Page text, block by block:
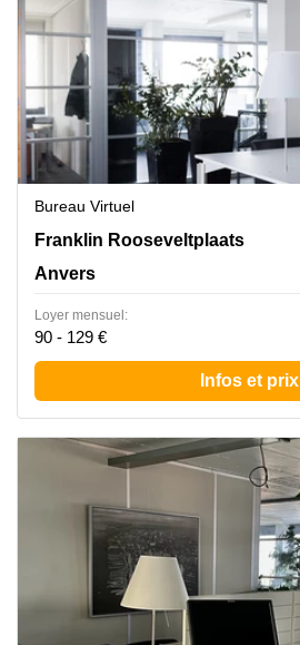
Bureau Virtuel
Franklin Rooseveltplaats 12, Anvers
Franklin Rooseveltplaats
Anvers
Loyer mensuel:
90 - 129 €
Infos et prix